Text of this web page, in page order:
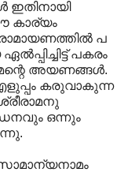
ഇതിനായി
കാ‍ര്യം
പ
പകരം
അയണങ്ങൾ.
കരുവാകുന്ന
ഒന്നും